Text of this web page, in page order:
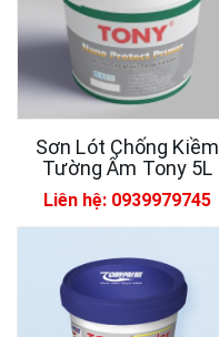
Sơn Lót Chống Kiềm
Tường Ẩm Tony 5L
Liên hệ: 0939979745